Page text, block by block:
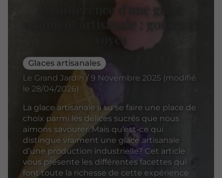
La différence d'une glace
vraiment artisanale : goûtez et
voyez
Glaces artisanales
Le Grand Jardin / 9 Novembre 2025 (modifié
le 28/04/2026)
La glace artisanale a su se faire une place de
choix parmi les délices sucrés que nous
aimons savourer. Mais qu’est-ce qui
distingue vraiment une glace artisanale
d’une production industrielle? Cet article
vous présente les différentes facettes qui
font toute la richesse de cette expérience